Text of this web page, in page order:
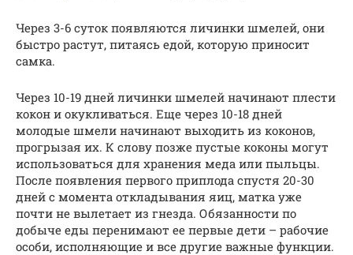
Через 3-6 суток появляются личинки шмелей, они
быстро растут, питаясь едой, которую приносит
самка.
Через 10-19 дней личинки шмелей начинают плести
кокон и окукливаться. Еще через 10-18 дней
молодые шмели начинают выходить из коконов,
прогрызая их. К слову позже пустые коконы могут
использоваться для хранения меда или пыльцы.
После появления первого приплода спустя 20-30
дней с момента откладывания яиц, матка уже
почти не вылетает из гнезда. Обязанности по
добыче еды перенимают ее первые дети – рабочие
особи, исполняющие и все другие важные функции.